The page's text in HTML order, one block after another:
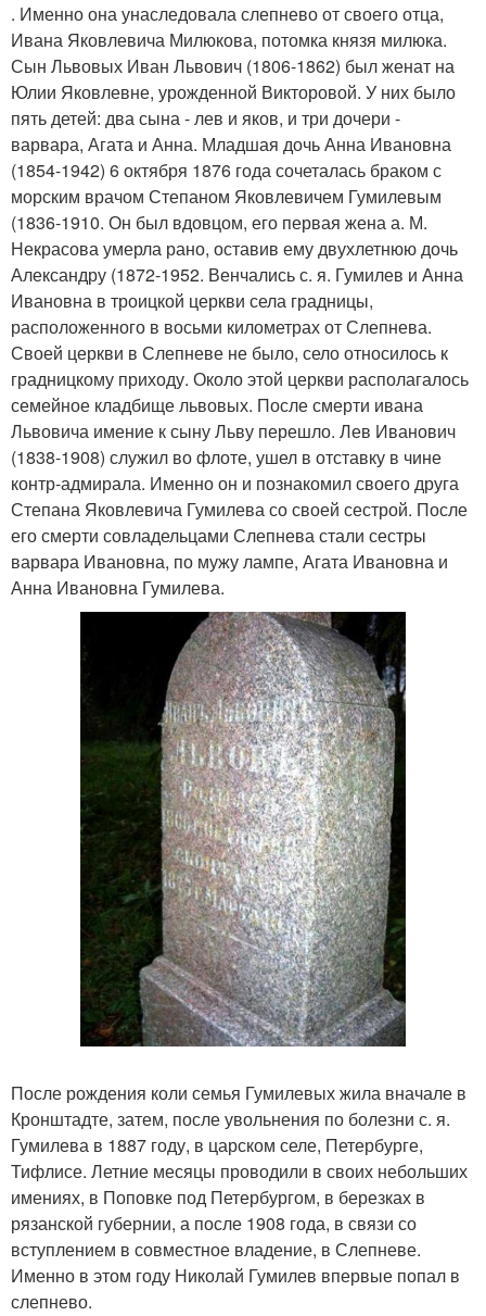
. Именно она унаследовала слепнево от своего отца,
Ивана Яковлевича Милюкова, потомка князя милюка.
Сын Львовых Иван Львович (1806-1862) был женат на
Юлии Яковлевне, урожденной Викторовой. У них было
пять детей: два сына - лев и яков, и три дочери -
варвара, Агата и Анна. Младшая дочь Анна Ивановна
(1854-1942) 6 октября 1876 года сочеталась браком с
морским врачом Степаном Яковлевичем Гумилевым
(1836-1910. Он был вдовцом, его первая жена а. М.
Некрасова умерла рано, оставив ему двухлетнюю дочь
Александру (1872-1952. Венчались с. я. Гумилев и Анна
Ивановна в троицкой церкви села градницы,
расположенного в восьми километрах от Слепнева.
Своей церкви в Слепневе не было, село относилось к
градницкому приходу. Около этой церкви располагалось
семейное кладбище львовых. После смерти ивана
Львовича имение к сыну Льву перешло. Лев Иванович
(1838-1908) служил во флоте, ушел в отставку в чине
контр-адмирала. Именно он и познакомил своего друга
Степана Яковлевича Гумилева со своей сестрой. После
его смерти совладельцами Слепнева стали сестры
варвара Ивановна, по мужу лампе, Агата Ивановна и
Анна Ивановна Гумилева.
После рождения коли семья Гумилевых жила вначале в
Кронштадте, затем, после увольнения по болезни с. я.
Гумилева в 1887 году, в царском селе, Петербурге,
Тифлисе. Летние месяцы проводили в своих небольших
имениях, в Поповке под Петербургом, в березках в
рязанской губернии, а после 1908 года, в связи со
вступлением в совместное владение, в Слепневе.
Именно в этом году Николай Гумилев впервые попал в
слепнево.